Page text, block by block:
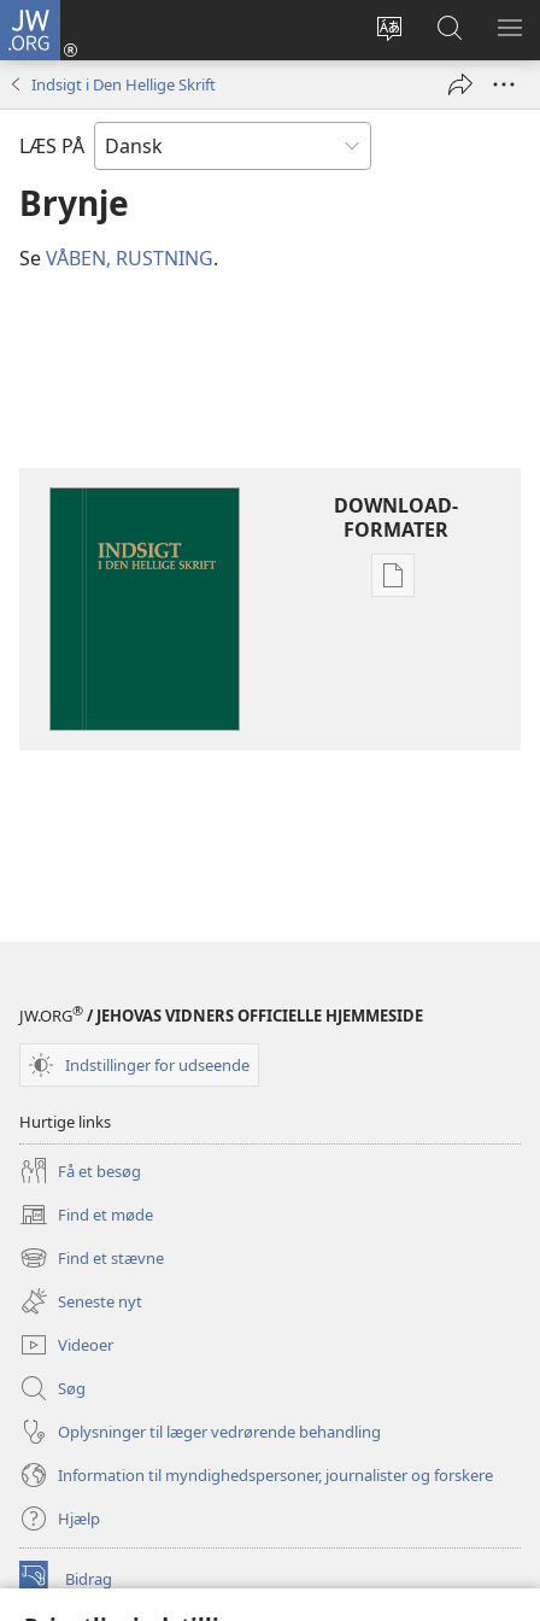
JW.ORG
Vælg
Log
på
vindue)
Søg
på
JW.ORG
VIS
Indsigt i Den Hellige Skrift
LÆS PÅ
Brynje
SeVÅBEN, RUSTNING.
DOWNLOAD-
FORMATER
Indstillinger
JW.ORG® / JEHOVAS VIDNERS OFFICIELLE HJEMMESIDE
Indstillinger for udseende
Hurtige links
Få et besøg
Find et møde
(åbner
nyt
vindue)
Find et stævne
(åbner
nyt
vindue)
Seneste nyt
Videoer
Søg
Oplysninger til læger vedrørende behandling
Information til myndighedspersoner, journalister og forskere
Hjælp
Bidrag
(åbner